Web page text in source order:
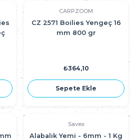
CARPZOOM
CZ 2571 Boilies Yengeç 16
mm 800 gr
₺364,10
Sepete Ekle
Savex
Alabalık Yemi - 6mm - 1 Kg